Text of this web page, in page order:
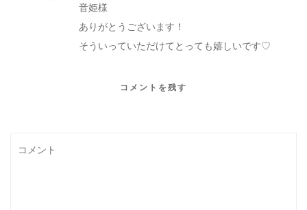
スパイスショップ
音姫様
ありがとうございます！
そういっていただけてとっても嬉しいです♡
コメントを残す